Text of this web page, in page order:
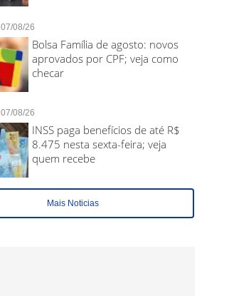
07/08/26
Bolsa Família de agosto: novos
aprovados por CPF; veja como
checar
07/08/26
INSS paga benefícios de até R$
8.475 nesta sexta-feira; veja
quem recebe
Mais Noticias